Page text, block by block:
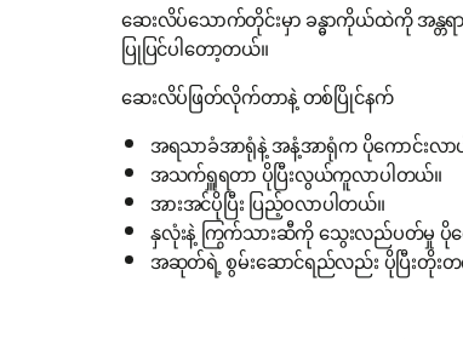
ဆေးလိပ်သောက်တိုင်းမှာ ခန္ဓာကိုယ်ထဲကို အန္
ပြုပြင်ပါတော့တယ်။
ဆေးလိပ်ဖြတ်လိုက်တာနဲ့ တစ်ပြိုင်နက်
အရသာခံအာရုံနဲ့ အနံ့အာရုံက ပိုကောင်းလ
အသက်ရှူရတာ ပိုပြီးလွယ်ကူလာပါတယ်။
အားအင်ပိုပြီး ပြည့်ဝလာပါတယ်။
နှလုံးနဲ့ ကြွက်သားဆီကို သွေးလည်ပတ်မှု ပိုကေ
အဆုတ်ရဲ့ စွမ်းဆောင်ရည်လည်း ပိုပြီးတိုး